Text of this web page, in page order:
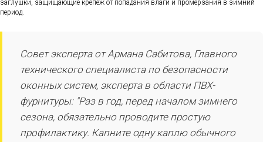
заглушки, защищающие крепеж от попадания влаги и промерзания в зимний
период.
Совет эксперта от Армана Сабитова, Главного
технического специалиста по безопасности
оконных систем, эксперта в области ПВХ-
фурнитуры: "Раз в год, перед началом зимнего
сезона, обязательно проводите простую
профилактику. Капните одну каплю обычного